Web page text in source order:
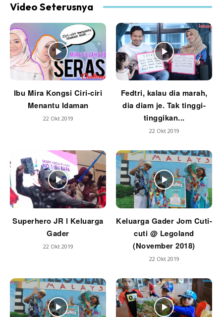
Video Seterusnya
Ibu Mira Kongsi Ciri-ciri
Menantu Idaman
22 Okt 2019
Fedtri, kalau dia marah,
dia diam je. Tak tinggi-
tinggikan...
22 Okt 2019
Superhero JR l Keluarga
Gader
22 Okt 2019
Keluarga Gader Jom Cuti-
cuti @ Legoland
(November 2018)
22 Okt 2019